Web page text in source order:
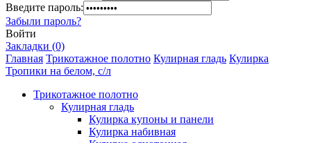
Введите пароль:
Забыли пароль?
Войти
Закладки (0)
Главная Трикотажное полотно Кулирная гладь Кулирка
Тропики на белом, с/л
Трикотажное полотно
Кулирная гладь
Кулирка купоны и панели
Кулирка набивная